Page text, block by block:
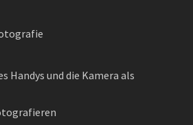
Handys und die Kamera als